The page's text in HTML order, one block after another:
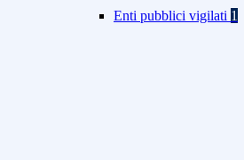
Enti pubblici vigilati 1